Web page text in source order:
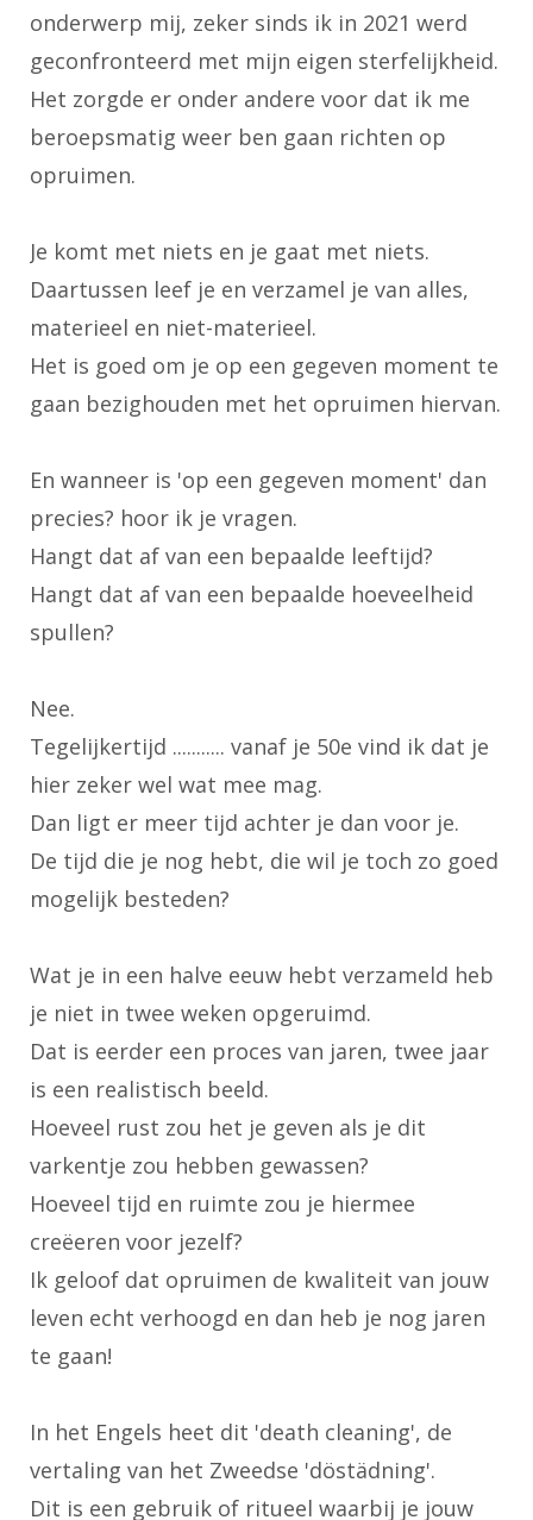
onderwerp mij, zeker sinds ik in 2021 werd
geconfronteerd met mijn eigen sterfelijkheid.
Het zorgde er onder andere voor dat ik me
beroepsmatig weer ben gaan richten op
opruimen.
Je komt met niets en je gaat met niets.
Daartussen leef je en verzamel je van alles,
materieel en niet-materieel.
Het is goed om je op een gegeven moment te
gaan bezighouden met het opruimen hiervan.
En wanneer is 'op een gegeven moment' dan
precies? hoor ik je vragen.
Hangt dat af van een bepaalde leeftijd?
Hangt dat af van een bepaalde hoeveelheid
spullen?
Nee.
Tegelijkertijd ........... vanaf je 50e vind ik dat je
hier zeker wel wat mee mag.
Dan ligt er meer tijd achter je dan voor je.
De tijd die je nog hebt, die wil je toch zo goed
mogelijk besteden?
Wat je in een halve eeuw hebt verzameld heb
je niet in twee weken opgeruimd.
Dat is eerder een proces van jaren, twee jaar
is een realistisch beeld.
Hoeveel rust zou het je geven als je dit
varkentje zou hebben gewassen?
Hoeveel tijd en ruimte zou je hiermee
creëeren voor jezelf?
Ik geloof dat opruimen de kwaliteit van jouw
leven echt verhoogd en dan heb je nog jaren
te gaan!
In het Engels heet dit 'death cleaning', de
vertaling van het Zweedse 'döstädning'.
Dit is een gebruik of ritueel waarbij je jouw